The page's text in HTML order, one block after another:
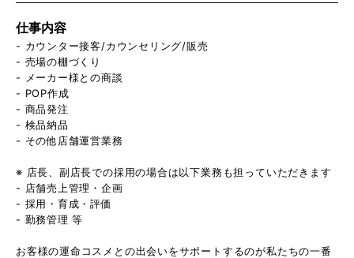
仕事内容
- カウンター接客/カウンセリング/販売
- 売場の棚づくり
- メーカー様との商談
- POP作成
- 商品発注
- 検品納品
- その他店舗運営業務
※ 店長、副店長での採用の場合は以下業務も担っていただきます
- 店舗売上管理・企画
- 採用・育成・評価
- 勤務管理 等
お客様の運命コスメとの出会いをサポートするのが私たちの一番